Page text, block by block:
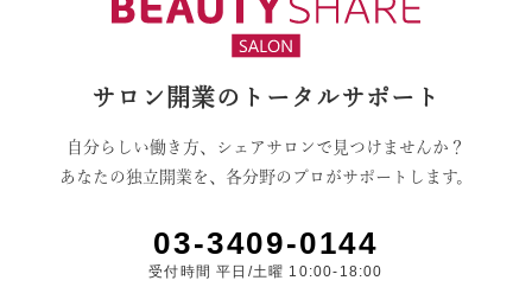
サロン開業のトータルサポート
自分らしい働き方、シェアサロンで見つけませんか？
あなたの独立開業を、各分野のプロがサポートします。
03-3409-0144
受付時間 平日/土曜 10:00-18:00